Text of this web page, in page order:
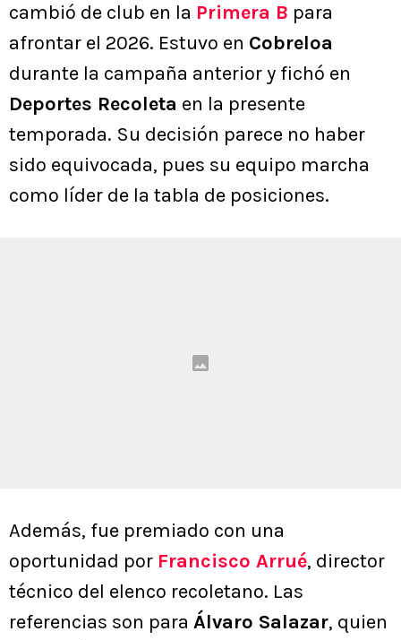
cambió de club en la Primera B para
afrontar el 2026. Estuvo en Cobreloa
durante la campaña anterior y fichó en
Deportes Recoleta en la presente
temporada. Su decisión parece no haber
sido equivocada, pues su equipo marcha
como líder de la tabla de posiciones.
Además, fue premiado con una
oportunidad por Francisco Arrué, director
técnico del elenco recoletano. Las
referencias son para Álvaro Salazar, quien